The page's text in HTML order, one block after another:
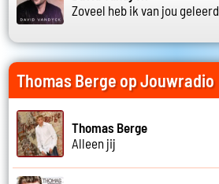
Zoveel heb ik van jou geleerd
Thomas Berge op Jouwradio
Thomas Berge
Alleen jij